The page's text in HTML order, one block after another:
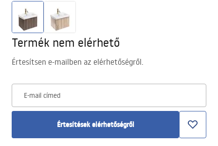
Termék nem elérhető
Értesítsen e-mailben az elérhetőségről.
E-mail címed
Értesítések elérhetőségről